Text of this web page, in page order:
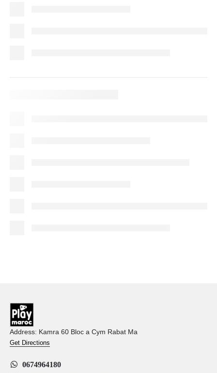
Address: Kamra 60 Bloc a Cym Rabat Ma
Get Directions
0674964180